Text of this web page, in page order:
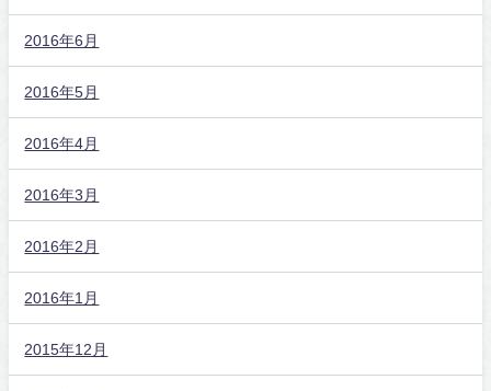
2016年6月
2016年5月
2016年4月
2016年3月
2016年2月
2016年1月
2015年12月